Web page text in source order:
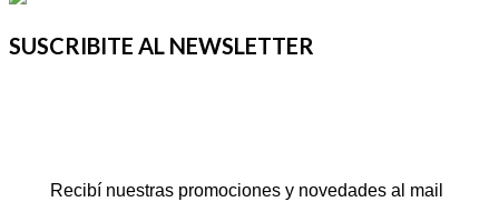
SUSCRIBITE AL NEWSLETTER
Recibí nuestras promociones y novedades al mail